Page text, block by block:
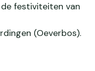
festiviteiten van
(Oeverbos).